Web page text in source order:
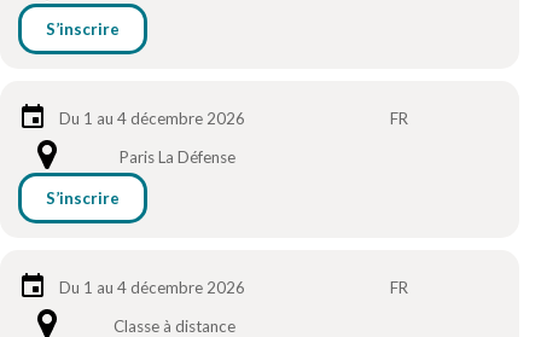
S’inscrire
Du 1 au 4 décembre 2026
FR
Paris La Défense
S’inscrire
Du 1 au 4 décembre 2026
FR
Classe à distance